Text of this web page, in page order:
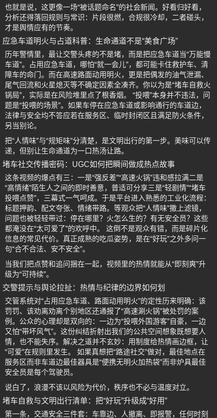
也就是说，这更像一场“被话题命名”的社会新闻。好看归好看，
分析还得落回规则与常识：片段很燃，合规很冷却，二者碰头，
才是舆情应有的节奏。
应急车道明火与占道科普：生命通道不是“美食广场”
历年警情里，最让交警头疼的不是堵，而是把应急车道当“万能慢
车道”。占用应急车道，哪怕“就一会儿”，都可能卡住救护车、清
障车的命门。而在高速路面动用明火，更是把偶发的油气泄漏、
尾气回流和火星熄灭等不确定因素全凑齐。你以为是“堵车自救火
锅局”，实际是在风险堆里点了根香烟。 “投喂”本身并不违法，问
题是“投喂的场景”。如果车停在应急车道或影响通行的车道边，
法律与安全均不答应若在服务区、临时封闭区且满足防火条件，
另当别论。
把“人情味”与“规矩味”分清楚，是文明出行的第一步。美味可以传
递，但别让生命通道为一口热汤让路。
堵车社交传播密码：UGC如何把瞬间做成热点故事
这条视频的爆点有三：一是“强反差”“高速火锅”违和感拉满二是
“高情绪”陌生人之间的即时善意，普适可分享三是“轻剧情”“堵车
投喂点赞”，三幕式一气呵成。于是平台进入熟悉的工业化流程：
标题押韵、配文夸张、情绪带路。等观众把“人情味”撒上滤镜，
问题也被轻轻带过：停在哪里？火怎么生的？有无安全员？这些
都淹没在“太可爱了”的欢呼中。 这倒不是观众有错，而是碎片化
信息的常见代价。真正成熟的吃瓜姿势，是在“好玩”之外多问一
句“合不合法、安不安全”。
当我们把点赞和追问捆在一起，视频里的热情就能从“即刻爽”升
级为“可持续”。
交警提示与舆论拉扯：热情与纪律的边界如何划
交管系统对“占用应急车道、路面动用明火”的定性历来明确：该
罚罚、该劝离劝离个别地区还通报了“高速涮火锅”被处罚的案
例。公众的心理却是双向的：一边为“投喂外国游客”自豪，一边
又怕“带坏风气”。这份纠结折射出我们的公共空间想象既想要人
情，也不能失序。解决之道并不玄妙：用制度给热情画边框，让
“可爱”在规则里发生。 如果真想把“路途社交”做对，最佳地点在
服务区而非车道边最佳器具是“便携无明火加热袋”而非炉具最佳
安全员是每个驾驶员。
说白了，浪漫不该以风险为代价，秩序也不必与温度对立。
堵车自救与文明出行清单：把“好玩”升级成“好用”
第一条，交通安全三件套：车靠边、人撤离、即报警，任何时刻